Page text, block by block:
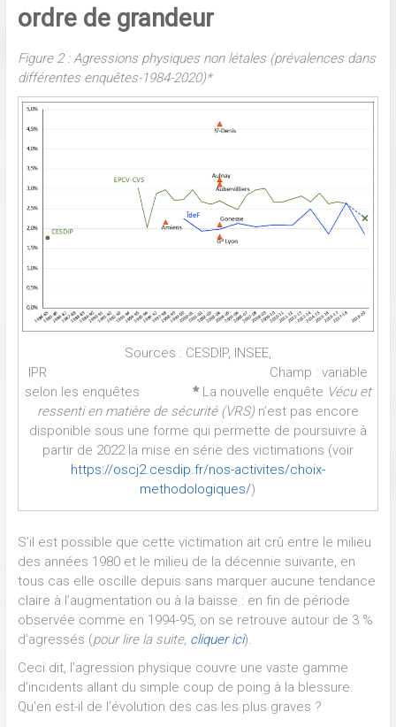
ordre de grandeur
Figure 2 : Agressions physiques non létales (prévalences dans
différentes enquêtes-1984-2020)*
Sources : CESDIP, INSEE,
IPR Champ : variable
selon les enquêtes *La nouvelle enquête Vécu et
ressenti en matière de sécurité (VRS)n’est pas encore
disponible sous une forme qui permette de poursuivre à
partir de 2022 la mise en série des victimations (voir
https://oscj2.cesdip.fr/nos-activites/choix-
methodologiques/)
S’il est possible que cette victimation ait crû entre le milieu
des années 1980 et le milieu de la décennie suivante, en
tous cas elle oscille depuis sans marquer aucune tendance
claire à l’augmentation ou à la baisse : en fin de période
observée comme en 1994-95, on se retrouve autour de 3 %
d’agressés (pour lire la suite, cliquer ici).
Ceci dit, l’agression physique couvre une vaste gamme
d’incidents allant du simple coup de poing à la blessure.
Qu’en est-il de l’évolution des cas les plus graves ?